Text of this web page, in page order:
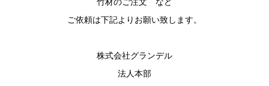
竹材のご注文 など
ご依頼は下記よりお願い致します。
株式会社グランデル
法人本部